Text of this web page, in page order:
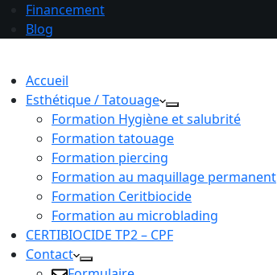
Financement
Blog
Accueil
Esthétique / Tatouage
Formation Hygiène et salubrité
Formation tatouage
Formation piercing
Formation au maquillage permanent
Formation Ceritbiocide
Formation au microblading
CERTIBIOCIDE TP2 – CPF
Contact